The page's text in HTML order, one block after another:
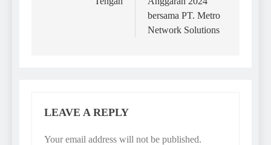
bersama PT. Metro
Network Solutions
LEAVE A REPLY
Your email address will not be published.